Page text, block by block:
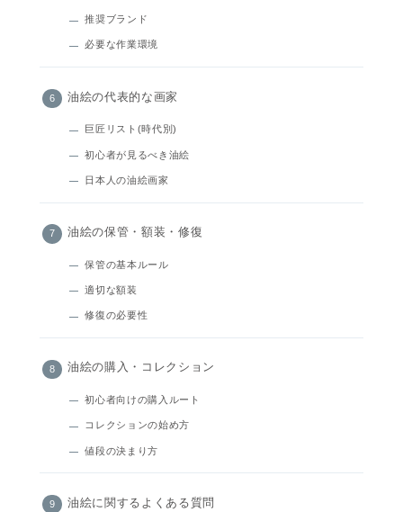
推奨ブランド
必要な作業環境
油絵の代表的な画家
巨匠リスト(時代別)
初心者が見るべき油絵
日本人の油絵画家
油絵の保管・額装・修復
保管の基本ルール
適切な額装
修復の必要性
油絵の購入・コレクション
初心者向けの購入ルート
コレクションの始め方
値段の決まり方
油絵に関するよくある質問